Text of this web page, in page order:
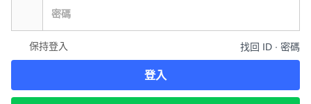
保持登入 找回 ID ∙ 密碼
登入